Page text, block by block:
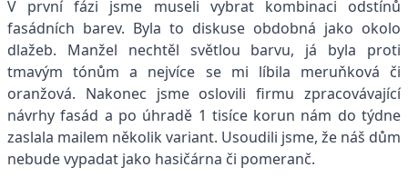
V první fázi jsme museli vybrat kombinaci odstínů
fasádních barev. Byla to diskuse obdobná jako okolo
dlažeb. Manžel nechtěl světlou barvu, já byla proti
tmavým tónům a nejvíce se mi líbila meruňková či
oranžová. Nakonec jsme oslovili firmu zpracovávající
návrhy fasád a po úhradě 1 tisíce korun nám do týdne
zaslala mailem několik variant. Usoudili jsme, že náš dům
nebude vypadat jako hasičárna či pomeranč.